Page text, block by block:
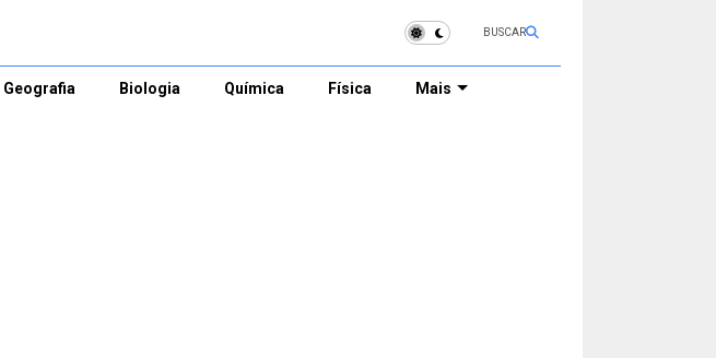
BUSCAR
Geografia Biologia Química Física Mais